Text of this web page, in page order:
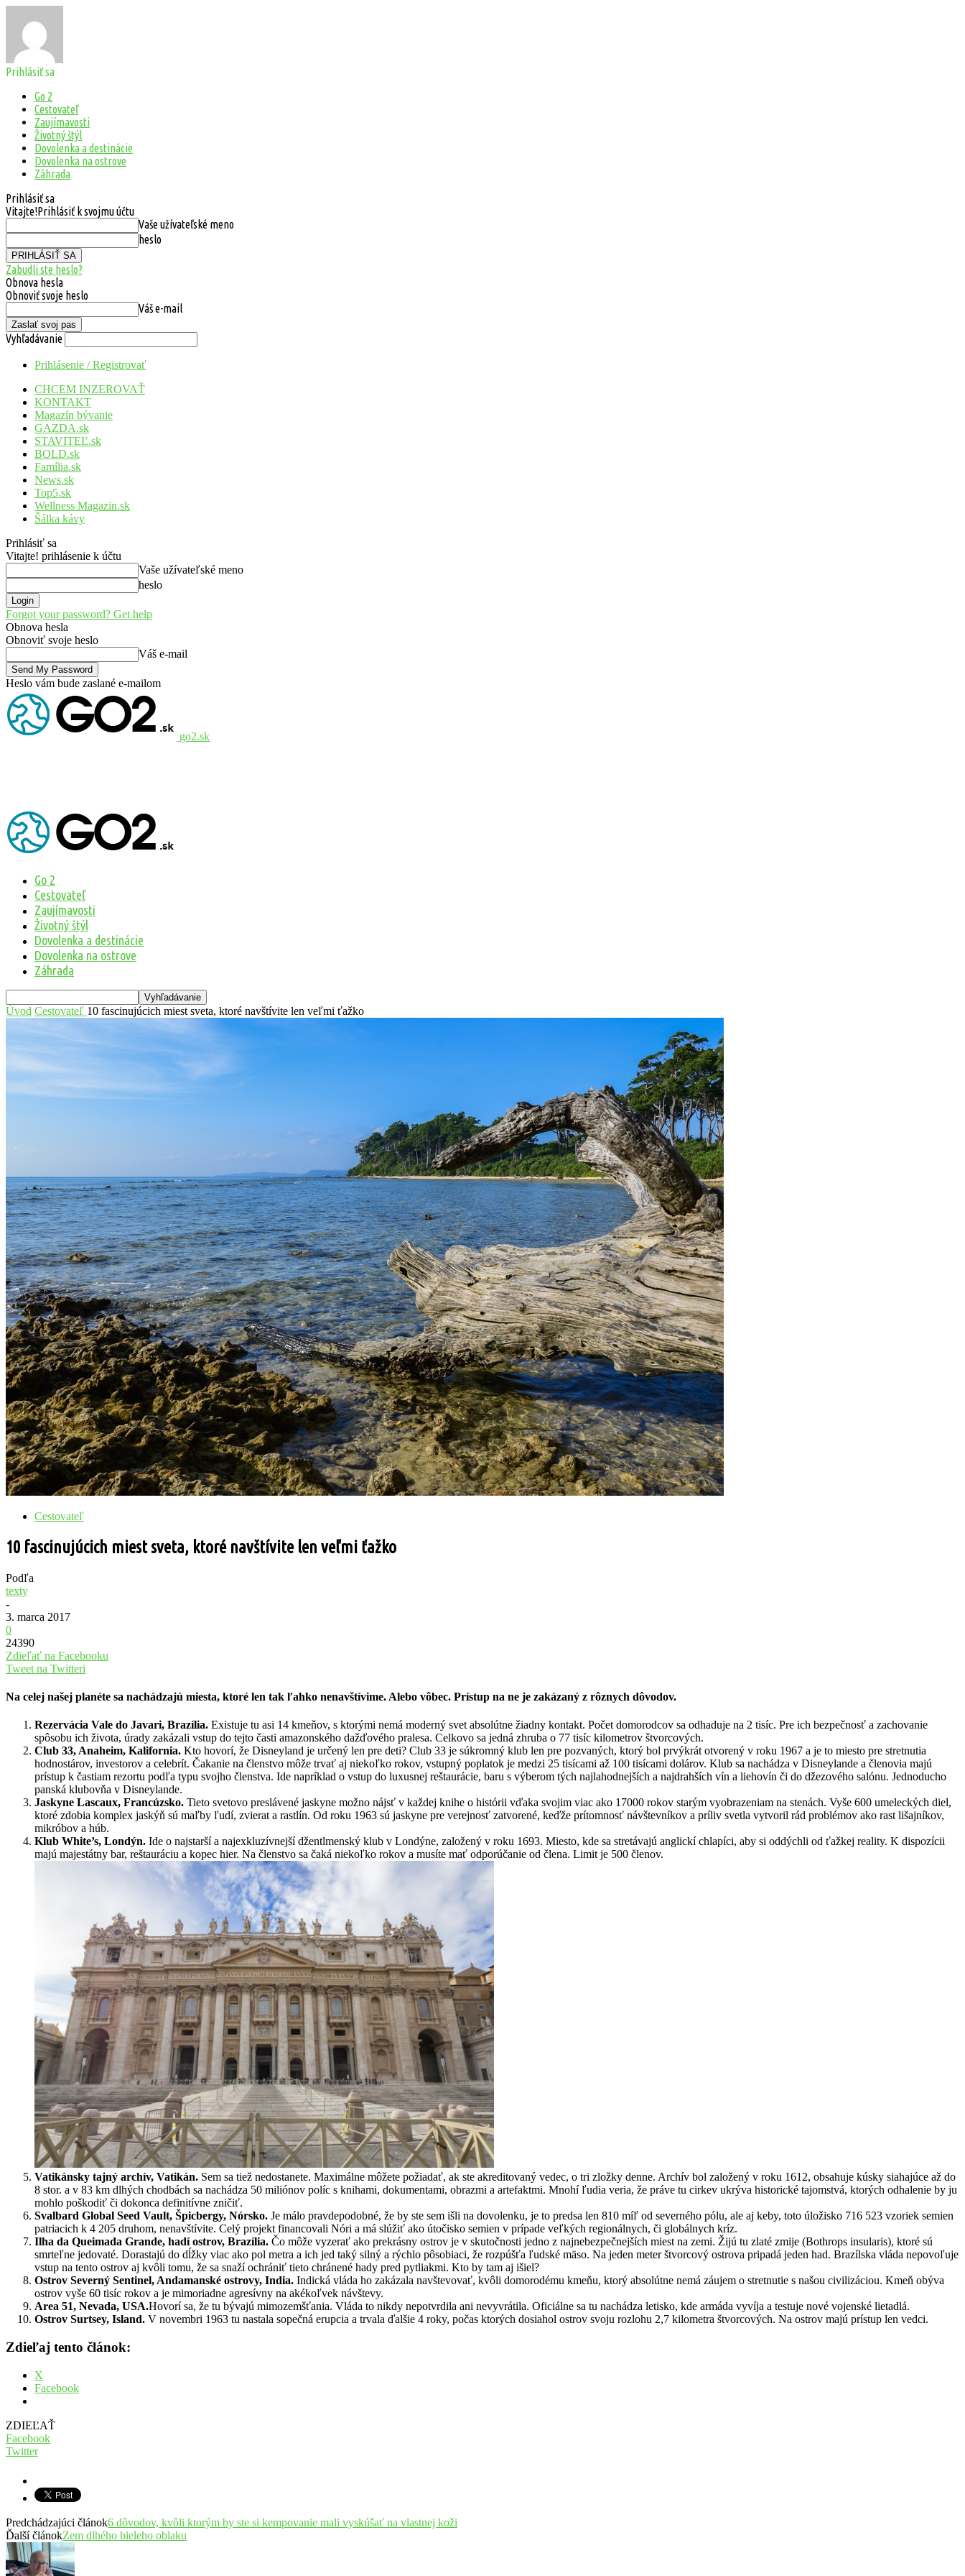
Prihlásiť sa
Go 2
Cestovateľ
Zaujímavosti
Životný štýl
Dovolenka a destinácie
Dovolenka na ostrove
Záhrada
Prihlásiť sa
Vitajte!Prihlásiť k svojmu účtu
Vaše užívateľské meno
heslo
Zabudli ste heslo?
Obnova hesla
Obnoviť svoje heslo
Váš e-mail
Vyhľadávanie
Prihlásenie / Registrovať
CHCEM INZEROVAŤ
KONTAKT
Magazín bývanie
GAZDA.sk
STAVITEĽ.sk
BOLD.sk
Família.sk
News.sk
Top5.sk
Wellness Magazin.sk
Šálka kávy
Prihlásiť sa
Vitajte! prihlásenie k účtu
Vaše užívateľské meno
heslo
Forgot your password? Get help
Obnova hesla
Obnoviť svoje heslo
Váš e-mail
Heslo vám bude zaslané e-mailom
go2.sk
Go 2
Cestovateľ
Zaujímavosti
Životný štýl
Dovolenka a destinácie
Dovolenka na ostrove
Záhrada
Úvod Cestovateľ 10 fascinujúcich miest sveta, ktoré navštívite len veľmi ťažko
Cestovateľ
10 fascinujúcich miest sveta, ktoré navštívite len veľmi ťažko
Podľa
texty
-
3. marca 2017
0
24390
Zdieľať na Facebooku
Tweet na Twitteri
Na celej našej planéte sa nachádzajú miesta, ktoré len tak ľahko nenavštívime. Alebo vôbec. Prístup na ne je zakázaný z rôznych dôvodov.
Rezervácia Vale do Javari, Brazília. Existuje tu asi 14 kmeňov, s ktorými nemá moderný svet absolútne žiadny kontakt. Počet domorodcov sa odhaduje na 2 tisíc. Pre ich bezpečnosť a zachovanie
spôsobu ich života, úrady zakázali vstup do tejto časti amazonského dažďového pralesa. Celkovo sa jedná zhruba o 77 tisíc kilometrov štvorcových.
Club 33, Anaheim, Kalifornia. Kto hovorí, že Disneyland je určený len pre deti? Club 33 je súkromný klub len pre pozvaných, ktorý bol prvýkrát otvorený v roku 1967 a je to miesto pre stretnutia
hodnostárov, investorov a celebrít. Čakanie na členstvo môže trvať aj niekoľko rokov, vstupný poplatok je medzi 25 tisícami až 100 tisícami dolárov. Klub sa nachádza v Disneylande a členovia majú
prístup k častiam rezortu podľa typu svojho členstva. Ide napríklad o vstup do luxusnej reštaurácie, baru s výberom tých najlahodnejších a najdrahších vín a liehovín či do džezového salónu. Jednoducho
panská klubovňa v Disneylande.
Jaskyne Lascaux, Francúzsko. Tieto svetovo preslávené jaskyne možno nájsť v každej knihe o histórii vďaka svojim viac ako 17000 rokov starým vyobrazeniam na stenách. Vyše 600 umeleckých diel,
ktoré zdobia komplex jaskýň sú maľby ľudí, zvierat a rastlín. Od roku 1963 sú jaskyne pre verejnosť zatvorené, keďže prítomnosť návštevníkov a príliv svetla vytvoril rád problémov ako rast lišajníkov,
mikróbov a húb.
Klub White’s, Londýn. Ide o najstarší a najexkluzívnejší džentlmenský klub v Londýne, založený v roku 1693. Miesto, kde sa stretávajú anglickí chlapíci, aby si oddýchli od ťažkej reality. K dispozícii
majú majestátny bar, reštauráciu a kopec hier. Na členstvo sa čaká niekoľko rokov a musíte mať odporúčanie od člena. Limit je 500 členov.
Vatikánsky tajný archív, Vatikán. Sem sa tiež nedostanete. Maximálne môžete požiadať, ak ste akreditovaný vedec, o tri zložky denne. Archív bol založený v roku 1612, obsahuje kúsky siahajúce až do
8 stor. a v 83 km dlhých chodbách sa nachádza 50 miliónov políc s knihami, dokumentami, obrazmi a artefaktmi. Mnohí ľudia veria, že práve tu cirkev ukrýva historické tajomstvá, ktorých odhalenie by ju
mohlo poškodiť či dokonca definitívne zničiť.
Svalbard Global Seed Vault, Špicbergy, Nórsko. Je málo pravdepodobné, že by ste sem išli na dovolenku, je to predsa len 810 míľ od severného pólu, ale aj keby, toto úložisko 716 523 vzoriek semien
patriacich k 4 205 druhom, nenavštívite. Celý projekt financovali Nóri a má slúžiť ako útočisko semien v prípade veľkých regionálnych, či globálnych kríz.
Ilha da Queimada Grande, hadí ostrov, Brazília. Čo môže vyzerať ako prekrásny ostrov je v skutočnosti jedno z najnebezpečnejších miest na zemi. Žijú tu zlaté zmije (Bothrops insularis), ktoré sú
smrteľne jedovaté. Dorastajú do dĺžky viac ako pol metra a ich jed taký silný a rýchlo pôsobiaci, že rozpúšťa ľudské mäso. Na jeden meter štvorcový ostrova pripadá jeden had. Brazílska vláda nepovoľuje
vstup na tento ostrov aj kvôli tomu, že sa snaží ochrániť tieto chránené hady pred pytliakmi. Kto by tam aj išiel?
Ostrov Severný Sentinel, Andamanské ostrovy, India. Indická vláda ho zakázala navštevovať, kvôli domorodému kmeňu, ktorý absolútne nemá záujem o stretnutie s našou civilizáciou. Kmeň obýva
ostrov vyše 60 tisíc rokov a je mimoriadne agresívny na akékoľvek návštevy.
Area 51, Nevada, USA.Hovorí sa, že tu bývajú mimozemšťania. Vláda to nikdy nepotvrdila ani nevyvrátila. Oficiálne sa tu nachádza letisko, kde armáda vyvíja a testuje nové vojenské lietadlá.
Ostrov Surtsey, Island. V novembri 1963 tu nastala sopečná erupcia a trvala ďalšie 4 roky, počas ktorých dosiahol ostrov svoju rozlohu 2,7 kilometra štvorcových. Na ostrov majú prístup len vedci.
Zdieľaj tento článok:
X
Facebook
ZDIEĽAŤ
Facebook
Twitter
Predchádzajúci článok6 dôvodov, kvôli ktorým by ste si kempovanie mali vyskúšať na vlastnej koži
Ďalší článokZem dlhého bieleho oblaku